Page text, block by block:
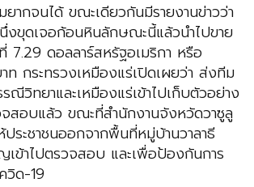
ากจนได้ ขณะเดียวกันมีรายงานข่าวว่า
งขุดเจอก้อนหินลักษณะนี้แล้วนำไปขาย
7.29 ดอลลาร์สหรัฐอเมริกา หรือ
กระทรวงเหมืองแร่เปิดเผยว่า ส่งทีม
ณีวิทยาและเหมืองแร่เข้าไปเก็บตัวอย่าง
จสอบแล้ว ขณะที่สำนักงานจังหวัดวาซูลู
ประชาชนออกจากพื้นที่หมู่บ้านวาลาธี
เข้าไปตรวจสอบ และเพื่อป้องกันการ
วิด-19